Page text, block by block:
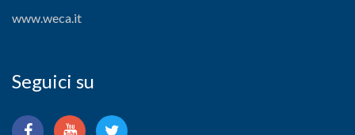
www.weca.it
Seguici su